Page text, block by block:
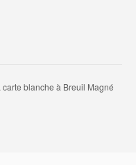
carte blanche à Breuil Magné